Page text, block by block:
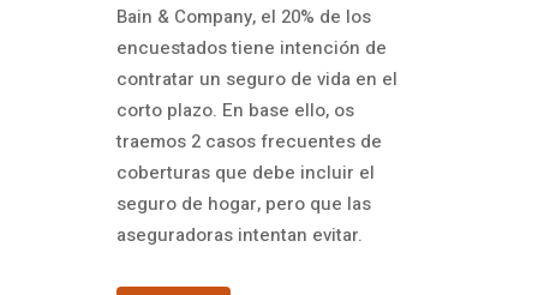
Bain & Company, el 20% de los
encuestados tiene intención de
contratar un seguro de vida en el
corto plazo. En base ello, os
traemos 2 casos frecuentes de
coberturas que debe incluir el
seguro de hogar, pero que las
aseguradoras intentan evitar.